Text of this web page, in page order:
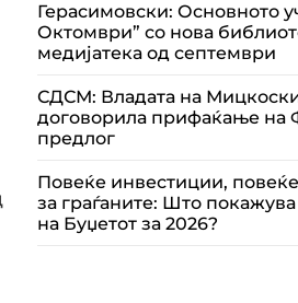
Герасимовски: Основното
Октомври” со нова
медијатека од септември
СДСМ: Владата на
договорила прифаќање на
предлог
Повеќе инвестиции,
за граѓаните: Што
на Буџетот за 2026?